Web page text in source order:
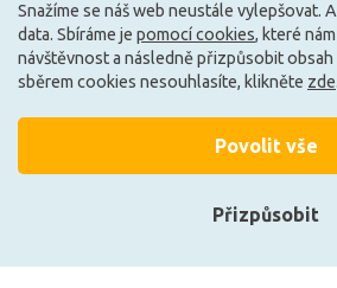
Může být u Vás 17. 8.
Snažíme se náš web neustále vylepšovat.
data. Sbíráme je pomocí cookies, které
návštěvnost a následně přizpůsobit obsah
sběrem cookies nesouhlasíte, klikněte zde.
Přizpůsobit
Povolit vše